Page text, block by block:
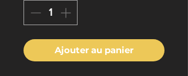
Ajouter au panier